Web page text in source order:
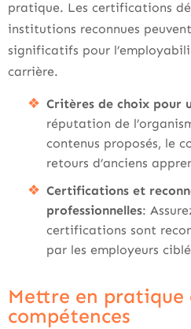
pratique. Les certifications
institutions reconnues
significatifs pour
carrière.
Critères de choix pour
réputation de
contenus proposés, le
retours d’anciens
Certifications et
professionnelles:
certifications sont
par les employeurs
Mettre en pratique
compétences